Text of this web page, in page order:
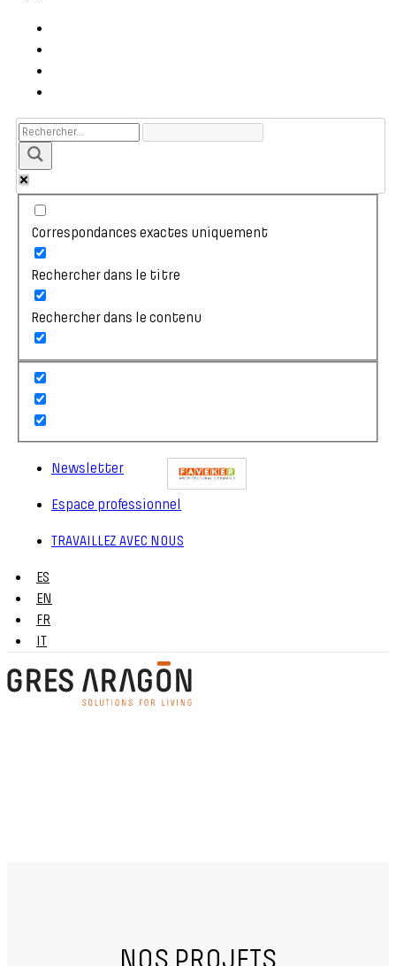
Correspondances exactes uniquement
Rechercher dans le titre
Rechercher dans le contenu
Newsletter
Espace professionnel
TRAVAILLEZ AVEC NOUS
ES
EN
FR
IT
NOS PROJETS